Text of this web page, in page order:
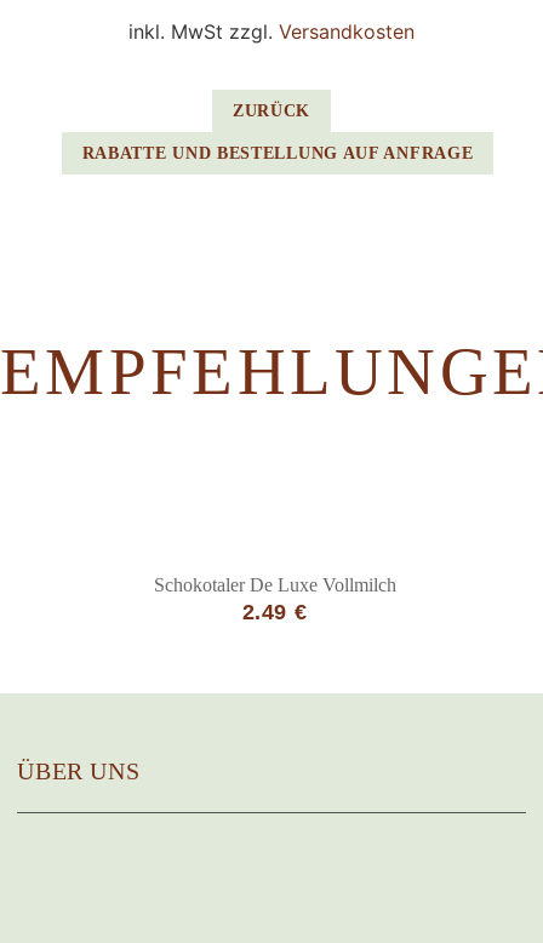
inkl. MwSt zzgl. Versandkosten
ZURÜCK
RABATTE UND BESTELLUNG AUF ANFRAGE
Schokotaler De Luxe Vollmilch
2.49 €
ÜBER UNS